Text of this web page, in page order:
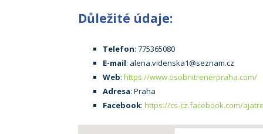
Důležité údaje:
Telefon: 775365080
E-mail: alena.videnska1@seznam.cz
Web: https://www.osobnitrenerpraha.com/
Adresa: Praha
Facebook: https://cs-cz.facebook.com/